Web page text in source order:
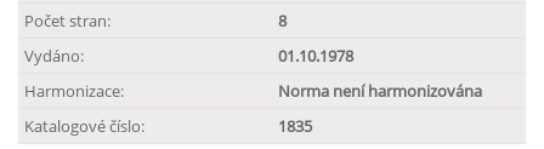
Počet stran:
8
Vydáno:
01.10.1978
Harmonizace:
Norma není harmonizována
Katalogové číslo:
1835